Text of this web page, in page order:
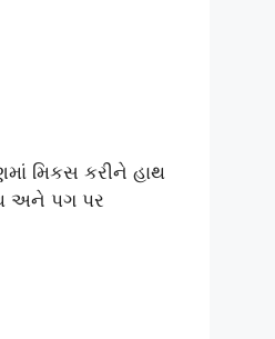
મિકસ કરીને હાથ
અને પગ પર